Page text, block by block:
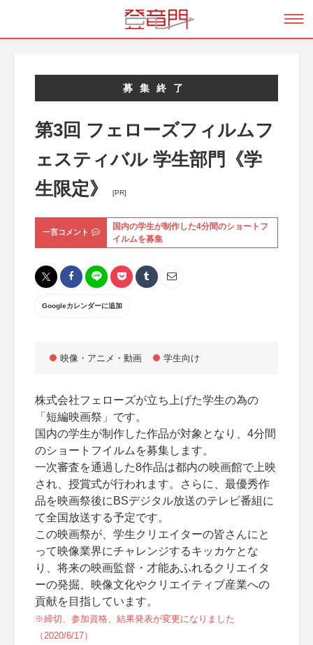
募集終了
第3回 フェローズフィルムフ
ェスティバル 学生部門《学
生限定》
[PR]
一言コメント
国内の学生が制作した4分間のショートフ
イルムを募集
Googleカレンダーに追加
映像・アニメ・動画 学生向け
株式会社フェローズが立ち上げた学生の為の
「短編映画祭」です。
国内の学生が制作した作品が対象となり、4分間
のショートフイルムを募集します。
一次審査を通過した8作品は都内の映画館で上映
され、授賞式が行われます。さらに、最優秀作
品を映画祭後にBSデジタル放送のテレビ番組に
て全国放送する予定です。
この映画祭が、学生クリエイターの皆さんにと
って映像業界にチャレンジするキッカケとな
り、将来の映画監督・才能あふれるクリエイタ
ーの発掘、映像文化やクリエイティブ産業への
貢献を目指しています。
※締切、参加資格、結果発表が変更になりました
（2020/6/17）